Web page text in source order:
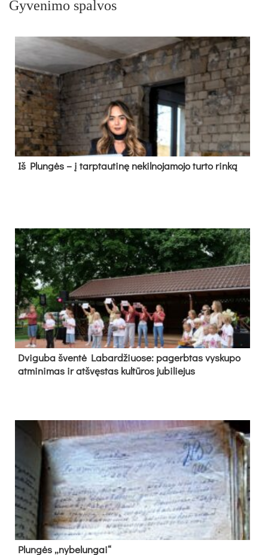
Gyvenimo spalvos
Iš Plungės – į tarptautinę nekilnojamojo turto rinką
Dvi­gu­ba šven­tė La­bar­džiuo­se: pa­gerb­tas vys­ku­po
at­mi­ni­mas ir at­švęs­tas kul­tū­ros ju­bi­lie­jus
Plun­gės „ny­be­lun­gai“